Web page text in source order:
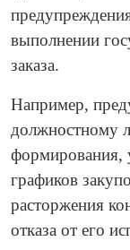
выполнении
заказа.
Например,
должностному
формирования,
графиков
расторжения
отказа от его